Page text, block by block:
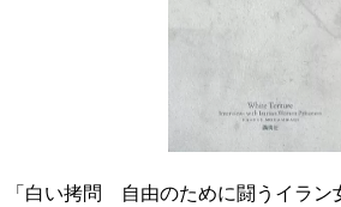
「白い拷問 自由のために闘うイラン